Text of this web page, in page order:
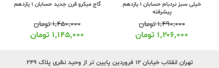
خیلی سبز نردبام حسابان 1 یازدهم
پیشرفته
۱,۴۹۰,۰۰۰تومان
۱,۲۰۶,۰۰۰ تومان
گاج میکرو قرن جدید حسابان 1 یازدهم
۱,۴۵۰,۰۰۰تومان
۱,۱۴۵,۰۰۰ تومان
تهران انقلاب خیابان ۱۲ فروردین پایین تر از وحید نظری پلاک ۲۴۹